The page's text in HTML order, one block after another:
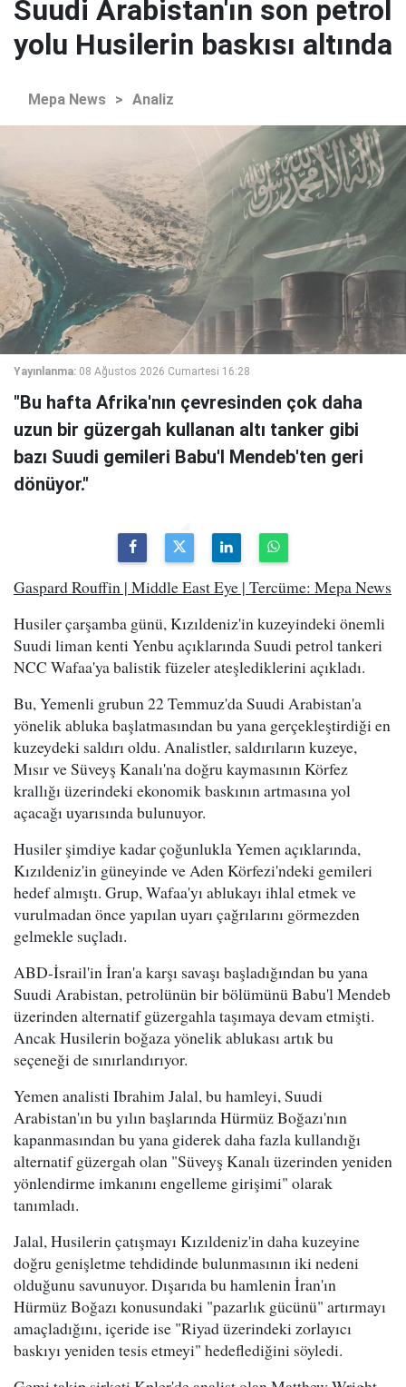
Suudi Arabistan'ın son petrol
yolu Husilerin baskısı altında
Mepa News > Analiz
Yayınlanma: 08 Ağustos 2026 Cumartesi 16:28
"Bu hafta Afrika'nın çevresinden çok daha
uzun bir güzergah kullanan altı tanker gibi
bazı Suudi gemileri Babu'l Mendeb'ten geri
dönüyor."
Gaspard Rouffin | Middle East Eye | Tercüme: Mepa News
Husiler çarşamba günü, Kızıldeniz'in kuzeyindeki önemli
Suudi liman kenti Yenbu açıklarında Suudi petrol tankeri
NCC Wafaa'ya balistik füzeler ateşlediklerini açıkladı.
Bu, Yemenli grubun 22 Temmuz'da Suudi Arabistan'a
yönelik abluka başlatmasından bu yana gerçekleştirdiği en
kuzeydeki saldırı oldu. Analistler, saldırıların kuzeye,
Mısır ve Süveyş Kanalı'na doğru kaymasının Körfez
krallığı üzerindeki ekonomik baskının artmasına yol
açacağı uyarısında bulunuyor.
Husiler şimdiye kadar çoğunlukla Yemen açıklarında,
Kızıldeniz'in güneyinde ve Aden Körfezi'ndeki gemileri
hedef almıştı. Grup, Wafaa'yı ablukayı ihlal etmek ve
vurulmadan önce yapılan uyarı çağrılarını görmezden
gelmekle suçladı.
ABD-İsrail'in İran'a karşı savaşı başladığından bu yana
Suudi Arabistan, petrolünün bir bölümünü Babu'l Mendeb
üzerinden alternatif güzergahla taşımaya devam etmişti.
Ancak Husilerin boğaza yönelik ablukası artık bu
seçeneği de sınırlandırıyor.
Yemen analisti Ibrahim Jalal, bu hamleyi, Suudi
Arabistan'ın bu yılın başlarında Hürmüz Boğazı'nın
kapanmasından bu yana giderek daha fazla kullandığı
alternatif güzergah olan "Süveyş Kanalı üzerinden yeniden
yönlendirme imkanını engelleme girişimi" olarak
tanımladı.
Jalal, Husilerin çatışmayı Kızıldeniz'in daha kuzeyine
doğru genişletme tehdidinde bulunmasının iki nedeni
olduğunu savunuyor. Dışarıda bu hamlenin İran'ın
Hürmüz Boğazı konusundaki "pazarlık gücünü" artırmayı
amaçladığını, içeride ise "Riyad üzerindeki zorlayıcı
baskıyı yeniden tesis etmeyi" hedeflediğini söyledi.